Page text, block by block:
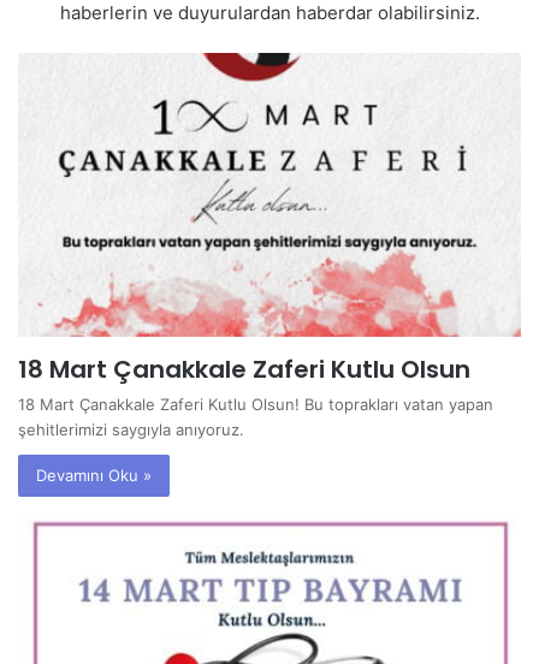
haberlerin ve duyurulardan haberdar olabilirsiniz.
18 Mart Çanakkale Zaferi Kutlu Olsun
18 Mart Çanakkale Zaferi Kutlu Olsun! Bu toprakları vatan yapan
şehitlerimizi saygıyla anıyoruz.
Devamını Oku »